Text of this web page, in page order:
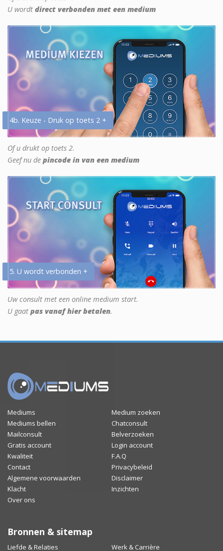
U wordt direct verbonden met een medium
4b. Keuze - Druk op toets 2 +
Of u drukt op toets 2.
Geef nu de pincode in van een medium
5. U wordt verbonden +
Uw consult met een online medium start.
U gaat pas vanaf hier betalen.
Mediums
Medium zoeken
Mediums bellen
Chatconsult
Mailconsult
Belverzoeken
Gratis account
Login account
Kwaliteit
F.A.Q
Contact
Privacybeleid
Algemene voorwaarden
Disclaimer
Klacht
Inzichten
Over ons
Bronnen & sitemap
Liefde & Relaties Werk & Carrière